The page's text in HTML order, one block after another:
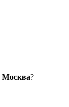
Москва?